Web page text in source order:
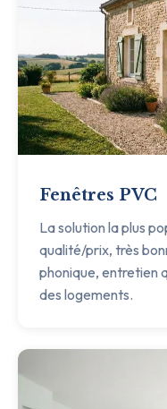
Fenêtres PVC
La solution la plus
qualité/prix, très
phonique, entretien
des logements.